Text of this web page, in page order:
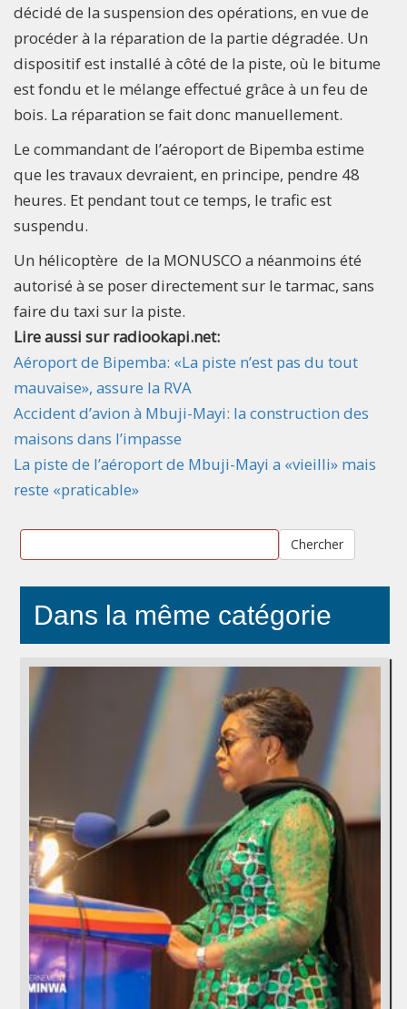
décidé de la suspension des opérations, en vue de
procéder à la réparation de la partie dégradée. Un
dispositif est installé à côté de la piste, où le bitume
est fondu et le mélange effectué grâce à un feu de
bois. La réparation se fait donc manuellement.
Le commandant de l’aéroport de Bipemba estime
que les travaux devraient, en principe, pendre 48
heures. Et pendant tout ce temps, le trafic est
suspendu.
Un hélicoptère de la MONUSCO a néanmoins été
autorisé à se poser directement sur le tarmac, sans
faire du taxi sur la piste.
Lire aussi sur radiookapi.net:
Aéroport de Bipemba: «La piste n’est pas du tout
mauvaise», assure la RVA
Accident d’avion à Mbuji-Mayi: la construction des
maisons dans l’impasse
La piste de l’aéroport de Mbuji-Mayi a «vieilli» mais
reste «praticable»
Chercher
Dans la même catégorie